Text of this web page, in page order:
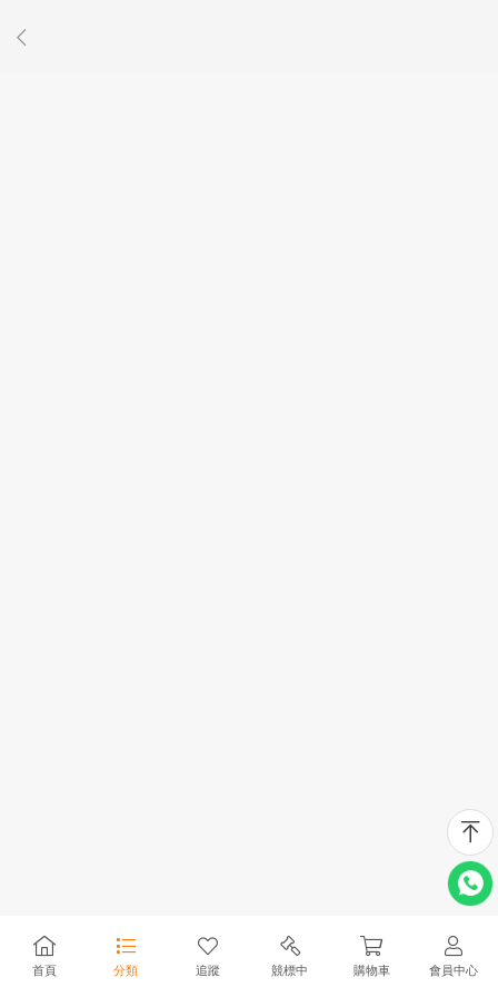
首頁 分類 追蹤 競標中 購物車 會員中心